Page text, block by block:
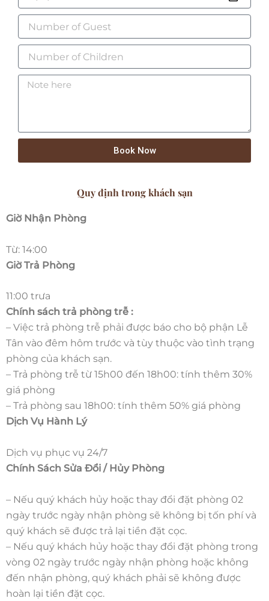
Book Now
Quy định trong khách sạn
Giờ Nhận Phòng
Từ: 14:00
Giờ Trả Phòng
11:00 trưa
Chính sách trả phòng trễ :
– Việc trả phòng trễ phải được báo cho bộ phận Lễ
Tân vào đêm hôm trước và tùy thuộc vào tình trạng
phòng của khách sạn.
– Trả phòng trễ từ 15h00 đến 18h00: tính thêm 30%
giá phòng
– Trả phòng sau 18h00: tính thêm 50% giá phòng
Dịch Vụ Hành Lý
Dịch vụ phục vụ 24/7
Chính Sách Sửa Đổi / Hủy Phòng
– Nếu quý khách hủy hoặc thay đổi đặt phòng 02
ngày trước ngày nhận phòng sẽ không bị tốn phí và
quý khách sẽ được trả lại tiền đặt cọc.
– Nếu quý khách hủy hoặc thay đổi đặt phòng trong
vòng 02 ngày trước ngày nhận phòng hoặc không
đến nhận phòng, quý khách phải sẽ không được
hoàn lại tiền đặt cọc.